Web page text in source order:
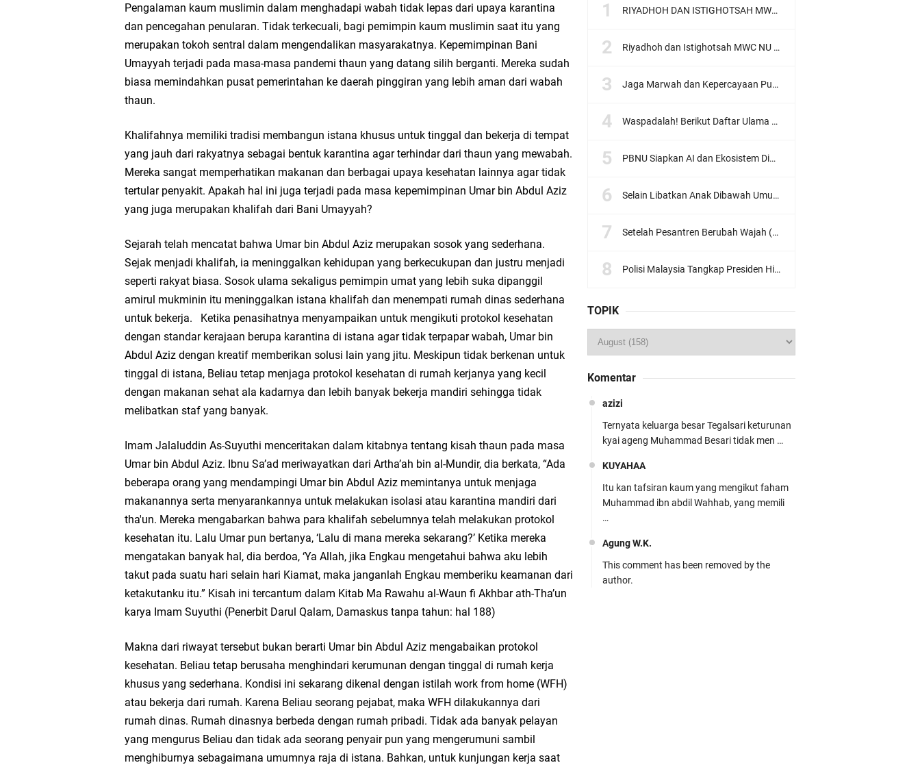
Pengalaman kaum muslimin dalam menghadapi wabah tidak lepas dari upaya karantina
dan pencegahan penularan. Tidak terkecuali, bagi pemimpin kaum muslimin saat itu yang
merupakan tokoh sentral dalam mengendalikan masyarakatnya. Kepemimpinan Bani
Umayyah terjadi pada masa-masa pandemi thaun yang datang silih berganti. Mereka sudah
biasa memindahkan pusat pemerintahan ke daerah pinggiran yang lebih aman dari wabah
thaun.
Khalifahnya memiliki tradisi membangun istana khusus untuk tinggal dan bekerja di tempat
yang jauh dari rakyatnya sebagai bentuk karantina agar terhindar dari thaun yang mewabah.
Mereka sangat memperhatikan makanan dan berbagai upaya kesehatan lainnya agar tidak
tertular penyakit. Apakah hal ini juga terjadi pada masa kepemimpinan Umar bin Abdul Aziz
yang juga merupakan khalifah dari Bani Umayyah?
Sejarah telah mencatat bahwa Umar bin Abdul Aziz merupakan sosok yang sederhana.
Sejak menjadi khalifah, ia meninggalkan kehidupan yang berkecukupan dan justru menjadi
seperti rakyat biasa. Sosok ulama sekaligus pemimpin umat yang lebih suka dipanggil
amirul mukminin itu meninggalkan istana khalifah dan menempati rumah dinas sederhana
untuk bekerja. Ketika penasihatnya menyampaikan untuk mengikuti protokol kesehatan
dengan standar kerajaan berupa karantina di istana agar tidak terpapar wabah, Umar bin
Abdul Aziz dengan kreatif memberikan solusi lain yang jitu. Meskipun tidak berkenan untuk
tinggal di istana, Beliau tetap menjaga protokol kesehatan di rumah kerjanya yang kecil
dengan makanan sehat ala kadarnya dan lebih banyak bekerja mandiri sehingga tidak
melibatkan staf yang banyak.
Imam Jalaluddin As-Suyuthi menceritakan dalam kitabnya tentang kisah thaun pada masa
Umar bin Abdul Aziz. Ibnu Sa’ad meriwayatkan dari Artha’ah bin al-Mundir, dia berkata, “Ada
beberapa orang yang mendampingi Umar bin Abdul Aziz memintanya untuk menjaga
makanannya serta menyarankannya untuk melakukan isolasi atau karantina mandiri dari
tha'un. Mereka mengabarkan bahwa para khalifah sebelumnya telah melakukan protokol
kesehatan itu. Lalu Umar pun bertanya, ‘Lalu di mana mereka sekarang?’ Ketika mereka
mengatakan banyak hal, dia berdoa, ‘Ya Allah, jika Engkau mengetahui bahwa aku lebih
takut pada suatu hari selain hari Kiamat, maka janganlah Engkau memberiku keamanan dari
ketakutanku itu.” Kisah ini tercantum dalam Kitab Ma Rawahu al-Waun fi Akhbar ath-Tha’un
karya Imam Suyuthi (Penerbit Darul Qalam, Damaskus tanpa tahun: hal 188)
Makna dari riwayat tersebut bukan berarti Umar bin Abdul Aziz mengabaikan protokol
kesehatan. Beliau tetap berusaha menghindari kerumunan dengan tinggal di rumah kerja
khusus yang sederhana. Kondisi ini sekarang dikenal dengan istilah work from home (WFH)
atau bekerja dari rumah. Karena Beliau seorang pejabat, maka WFH dilakukannya dari
rumah dinas. Rumah dinasnya berbeda dengan rumah pribadi. Tidak ada banyak pelayan
yang mengurus Beliau dan tidak ada seorang penyair pun yang mengerumuni sambil
menghiburnya sebagaimana umumnya raja di istana. Bahkan, untuk kunjungan kerja saat
RIYADHOH DAN ISTIGHOTSAH MWC NU LOWOKWARU Menyambut Muktamar NU ke-35, Meneguhkan Sanad Laku Para Muassis
Riyadhoh dan Istighotsah MWC NU Lowokwaru: Menguatkan Doa, Menjalin Ukhuwah Menyambut Muktamar NU ke-35
Jaga Marwah dan Kepercayaan Publik, Ratusan Guru Ngaji Kota Malang Serukan Deklarasi Ramah Anak
Waspadalah! Berikut Daftar Ulama Wahabi di Seluruh Dunia dan Karya-karyanya
PBNU Siapkan AI dan Ekosistem Digital "Satu Ranah Digital untuk Ulama", Siap Diluncurkan dalam Waktu Dekat!
Selain Libatkan Anak Dibawah Umur, Aksi Ganyang Komunis Jadi Sorotan Karena Ada Narasi Halal Sembelih Orang
Setelah Pesantren Berubah Wajah (Dari NU Ke Wahabi)
Polisi Malaysia Tangkap Presiden Hizbut Tahrir Saat Konferensi Pers
TOPIK
Komentar
azizi
Ternyata keluarga besar Tegalsari keturunan
kyai ageng Muhammad Besari tidak men …
KUYAHAA
Itu kan tafsiran kaum yang mengikut faham
Muhammad ibn abdil Wahhab, yang memili
…
Agung W.K.
This comment has been removed by the
author.